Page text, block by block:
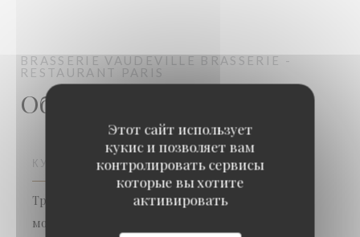
Этот сайт использует
кукис и позволяет вам
контролировать сервисы
которые вы хотите
активировать
BRASSERIE VAUDEVILLE BRASSERIE -
RESTAURANT
PARIS
Общая информация
КУХНЯ
Традиционная кухня, Французский, Рыба и
морепродукты